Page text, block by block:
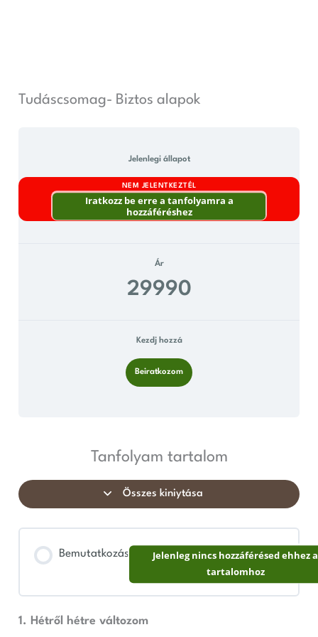
Tudáscsomag- Biztos alapok
Jelenlegi állapot
NEM JELENTKEZTÉL
Iratkozz be erre a tanfolyamra a
hozzáféréshez
Ár
29990
Kezdj hozzá
Beiratkozom
Tanfolyam tartalom
Összes kiniytása
Bemutatkozás
Jelenleg nincs hozzáférésed ehhez a
tartalomhoz
1. Hétről hétre változom